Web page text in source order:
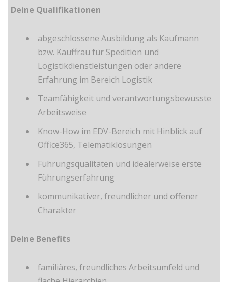
Deine Qualifikationen
abgeschlossene Ausbildung als Kaufmann
bzw. Kauffrau für Spedition und
Logistikdienstleistungen oder andere
Erfahrung im Bereich Logistik
Teamfähigkeit und verantwortungsbewusste
Arbeitsweise
Know-How im EDV-Bereich mit Hinblick auf
Office365, Telematiklösungen
Führungsqualitäten und idealerweise erste
Führungserfahrung
kommunikativer, freundlicher und offener
Charakter
Deine Benefits
familiäres, freundliches Arbeitsumfeld und